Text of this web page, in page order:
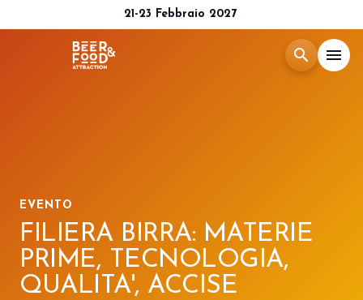
21-23 Febbraio 2027
search menu
Visita
Media Room
EVENTO
FILIERA BIRRA: MATERIE
PRIME, TECNOLOGIA,
QUALITA', ACCISE